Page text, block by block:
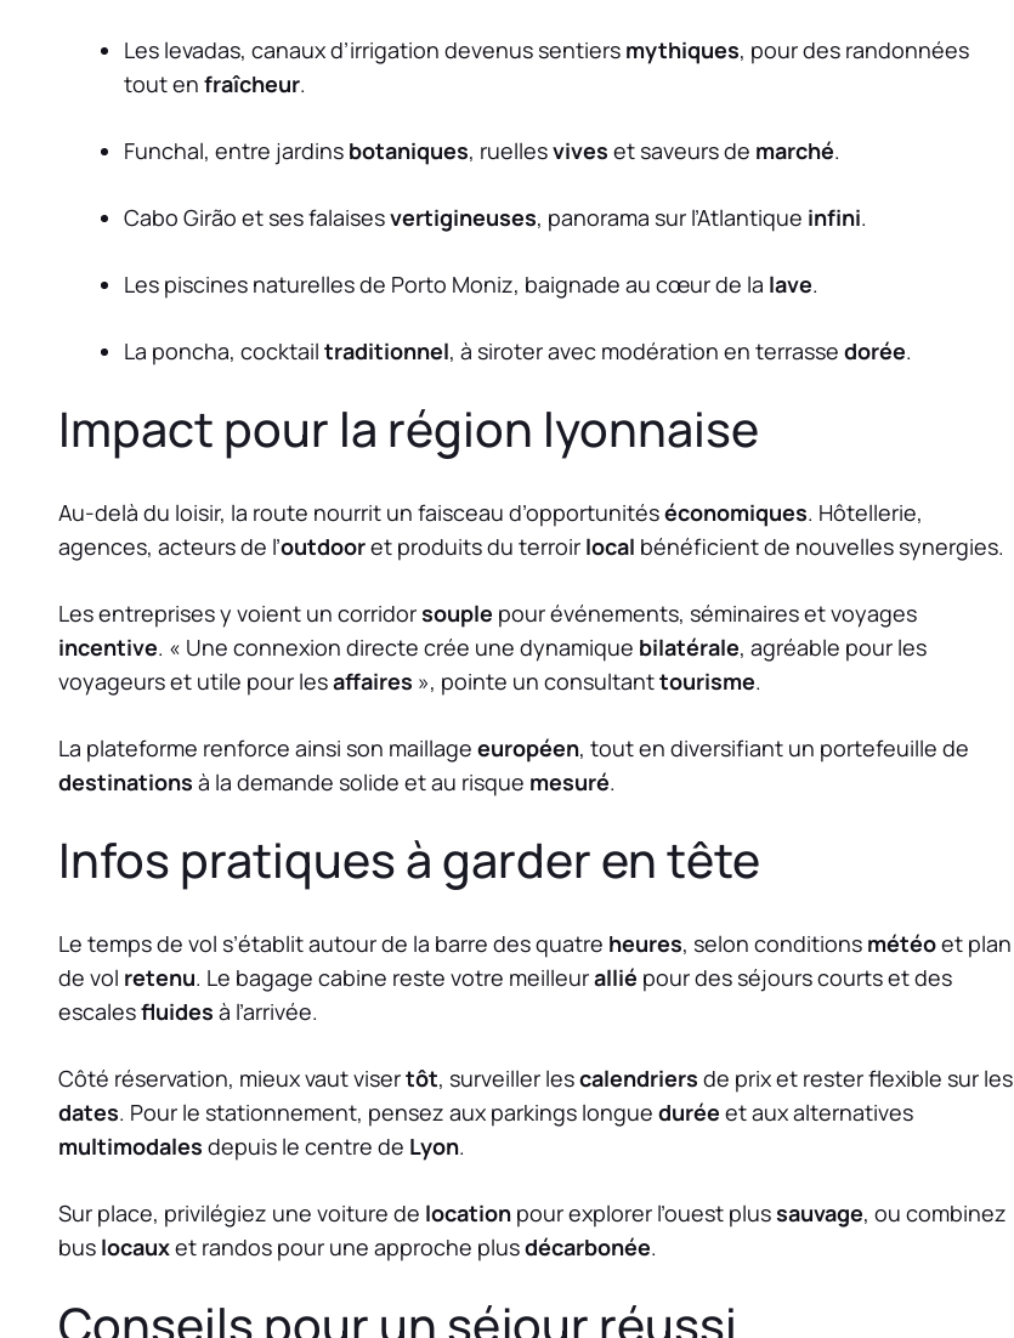
Les levadas, canaux d’irrigation devenus sentiers mythiques, pour des randonnées
tout en fraîcheur.
Funchal, entre jardins botaniques, ruellesvives et saveurs de marché.
Cabo Girão et ses falaisesvertigineuses, panorama sur l’Atlantique infini.
Les piscines naturelles de Porto Moniz, baignade au cœur de la lave.
La poncha, cocktail traditionnel, à siroter avec modération en terrasse dorée.
Impact pour la région lyonnaise
Au-delà du loisir, la route nourrit un faisceau d’opportunitéséconomiques. Hôtellerie,
agences, acteurs de l’outdooret produits du terroir local bénéficient de nouvelles synergies.
Les entreprises y voient un corridorsouple pour événements, séminaires et voyages
incentive. « Une connexion directe crée une dynamique bilatérale, agréable pour les
voyageurs et utile pour lesaffaires », pointe un consultanttourisme.
La plateforme renforce ainsi son maillage européen, tout en diversifiant un portefeuille de
destinations à la demande solide et au risque mesuré.
Infos pratiques à garder en tête
Le temps de vol s’établit autour de la barre des quatre heures, selon conditions météoet plan
de vol retenu. Le bagage cabine reste votre meilleurallié pour des séjours courts et des
escalesfluides à l’arrivée.
Côté réservation, mieux vaut visertôt, surveiller lescalendriers de prix et rester flexible sur les
dates. Pour le stationnement, pensez aux parkings longue durée et aux alternatives
multimodales depuis le centre de Lyon.
Sur place, privilégiez une voiture de location pour explorer l’ouest plussauvage, ou combinez
bus locauxet randos pour une approche plusdécarbonée.